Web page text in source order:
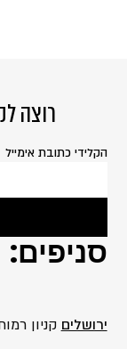
סניפים:
ירושלים קניון
רוצה
הקלידי כתובת אימייל